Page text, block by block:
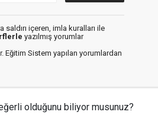
içeren, imla kuralları ile
yazılmış yorumlar
Eğitim Sistem yapılan yorumlardan
olduğunu biliyor musunuz?